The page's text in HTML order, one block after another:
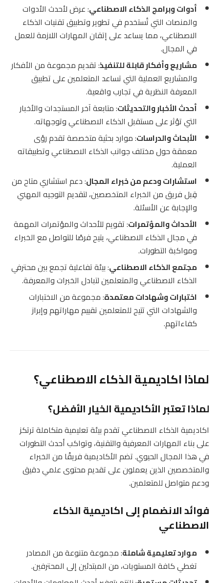
أدوات وبرامج الذكاء الاصطناعي: عرض لأحدث الأدوات
والمنصات التي تُستخدم في تطوير وتطبيق تقنيات الذكاء
الاصطناعي، مما يساعد على إتقان المهارات اللازمة للعمل
في المجال.
مشاريع وأفكار قابلة للتنفيذ: تقديم مجموعة من الأفكار
والمشاريع العملية التي تساعد المتعلمين على تطبيق
المعرفة النظرية في تجارب واقعية.
أحدث الأخبار والتحديثات: متابعة آخر المستجدات والأخبار
التي تؤثر على مستقبل الذكاء الاصطناعي وتوجهاته.
الأبحاث والدراسات: موارد بحثية متخصصة تقدم رؤى
معمقة حول مختلف جوانب الذكاء الاصطناعي وتطبيقاته
العملية.
استشارات ودعم من خبراء المجال: دعم استشاري متاح من
قِبل فريق من الخبراء المتخصصين، لتقديم التوجيه المهني
والإجابة عن الأسئلة.
الأحداث والمؤتمرات: تقويم للأحداث والمؤتمرات المهمة
في مجال الذكاء الاصطناعي، يتيح فرصًا للتواصل مع الخبراء
ومواكبة التطورات.
مجتمع الذكاء الاصطناعي: بيئة تفاعلية تجمع بين محترفي
الذكاء الاصطناعي والمتعلمين لتبادل الخبرات والمعرفة.
اختبارات وشهادات معتمدة: مجموعة من الاختبارات
والشهادات التي تتيح للمتعلمين تقييم مهاراتهم وإبراز
كفاءاتهم.
لماذا اكاديمية الذكاء الاصطناعي؟
لماذا تعتبر الأكاديمية الخيار الأفضل؟
اكاديمية الذكاء الاصطناعي تقدم بيئة تعليمية متكاملة ترتكز
على بناء المهارات المعرفية والتقنية، وتواكب أحدث التطورات
في هذا المجال الحيوي. تضم الأكاديمية فريقًا من الخبراء
والمتخصصين الذين يعملون على تقديم محتوى علمي دقيق
ودعم متواصل للمتعلمين.
فوائد الانضمام إلى اكاديمية الذكاء
الاصطناعي
موارد تعليمية شاملة: مجموعة متنوعة من المصادر
تغطي كافة المستويات، من المبتدئين إلى المحترفين.